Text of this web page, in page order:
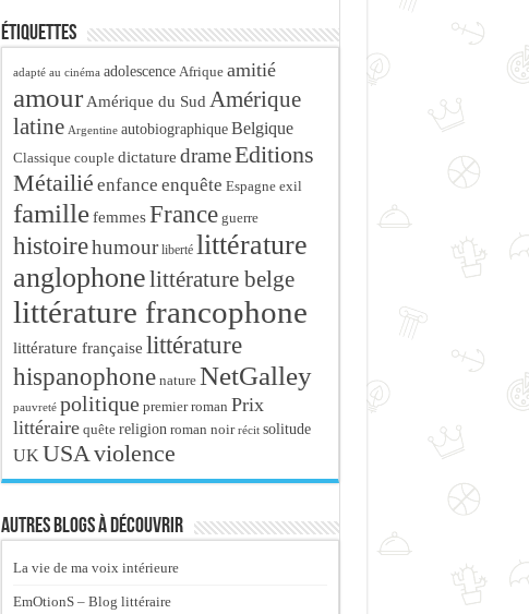
Étiquettes
adapté au cinéma adolescence Afrique amitié
amour Amérique du Sud Amérique
latine Argentine autobiographique Belgique
Classique couple dictature drameEditions
Métailié enfance enquête Espagne exil
famille femmes France guerre
histoirehumour liberté littérature
anglophonelittérature belge
littérature francophone
littérature française littérature
hispanophone nature NetGalley
pauvreté politique premier roman Prix
littéraire quête religion roman noir récit solitude
UK USA violence
Autres blogs à découvrir
La vie de ma voix intérieure
EmOtionS – Blog littéraire